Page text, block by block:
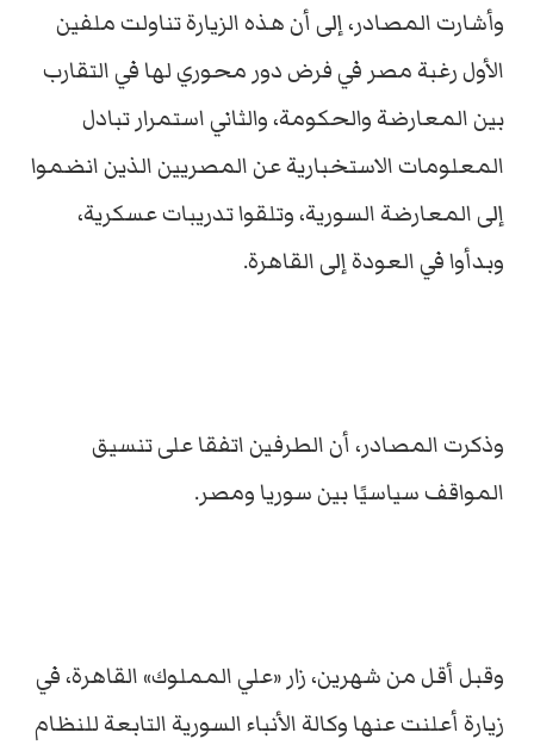
وأشارت المصادر، إلى أن هذه الزيارة تناولت ملفين
الأول رغبة مصر في فرض دور محوري لها في التقارب
بين المعارضة والحكومة، والثاني استمرار تبادل
المعلومات الاستخبارية عن المصريين الذين انضموا
إلى المعارضة السورية، وتلقوا تدريبات عسكرية،
وبدأوا في العودة إلى القاهرة.
وذكرت المصادر، أن الطرفين اتفقا على تنسيق
المواقف سياسيًا بين سوريا ومصر.
وقبل أقل من شهرين، زار «علي المملوك» القاهرة، في
زيارة أعلنت عنها وكالة الأنباء السورية التابعة للنظام